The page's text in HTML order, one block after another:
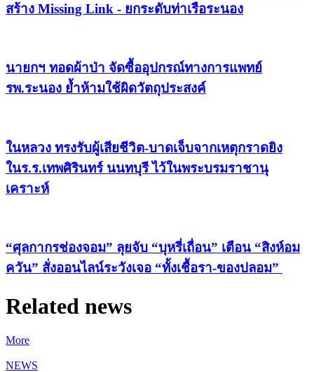
สร้าง Missing Link - ยกระดับท่าเรือระนอง
นายกฯ ทอดผ้าป่า จัดซื้ออุปกรณ์ทางการแพทย์
รพ.ระนอง ย้ำห้ามใช้ผิดวัตถุประสงค์
ในหลวง ทรงรับผู้เสียชีวิต-บาดเจ็บจากเหตุกราดยิง
ในร.ร.เทพศิรินทร์ นนทบุรี ไว้ในพระบรมราชานุ
เคราะห์
“ศุลกากรช่องจอม” ลุยจับ “บุหรี่เถื่อน” เตือน “สิงห์อม
ควัน” สั่งออนไลน์ระวังเจอ “ทั้งเชื้อรา-ของปลอม”
Related news
More
NEWS